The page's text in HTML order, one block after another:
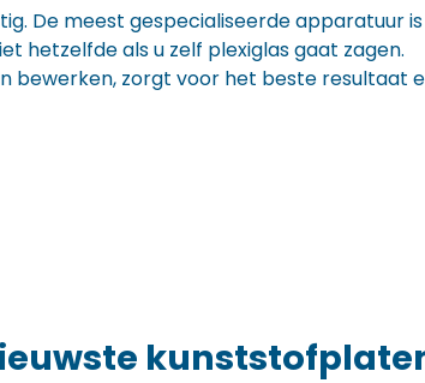
De meest gespecialiseerde apparatuur is
hetzelfde als u zelf plexiglas gaat zagen.
bewerken, zorgt voor het beste resultaat